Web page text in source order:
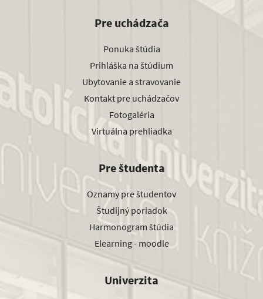
Pre uchádzača
Ponuka štúdia
Prihláška na štúdium
Ubytovanie a stravovanie
Kontakt pre uchádzačov
Fotogaléria
Virtuálna prehliadka
Pre študenta
Oznamy pre študentov
Študijný poriadok
Harmonogram štúdia
Elearning - moodle
Univerzita